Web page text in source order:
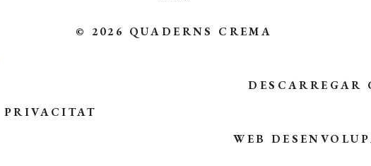
© 2026 QUADERNS CREMA
DESCARREGAR
WEB